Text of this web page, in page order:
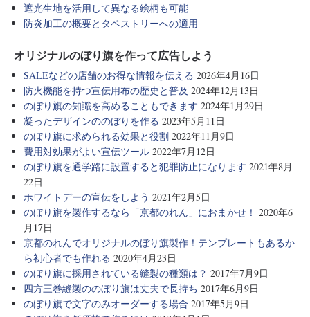
遮光生地を活用して異なる絵柄も可能
防炎加工の概要とタペストリーへの適用
オリジナルのぼり旗を作って広告しよう
SALEなどの店舗のお得な情報を伝える 2026年4月16日
防火機能を持つ宣伝用布の歴史と普及 2024年12月13日
のぼり旗の知識を高めることもできます 2024年1月29日
凝ったデザインののぼりを作る 2023年5月11日
のぼり旗に求められる効果と役割 2022年11月9日
費用対効果がよい宣伝ツール 2022年7月12日
のぼり旗を通学路に設置すると犯罪防止になります 2021年8月
22日
ホワイトデーの宣伝をしよう 2021年2月5日
のぼり旗を製作するなら「京都のれん」におまかせ！ 2020年6
月17日
京都のれんでオリジナルのぼり旗製作！テンプレートもあるか
ら初心者でも作れる 2020年4月23日
のぼり旗に採用されている縫製の種類は？ 2017年7月9日
四方三巻縫製ののぼり旗は丈夫で長持ち 2017年6月9日
のぼり旗で文字のみオーダーする場合 2017年5月9日